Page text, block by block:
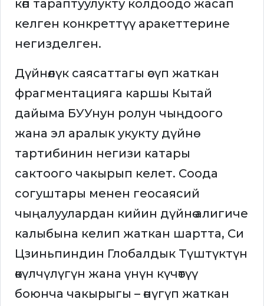
көп тараптуулукту колдоодо жасап
келген конкреттүү аракеттерине
негизделген.
Дүйнөлүк саясаттагы өсүп жаткан
фрагментацияга каршы Кытай
дайыма БУУнун ролун чыңдоого
жана эл аралык укукту дүйнө
тартибинин негизи катары
сактоого чакырып келет. Соода
согуштары менен геосаясий
чыңалуулардан кийин дүйнө алигиче
калыбына келип жаткан шартта, Си
Цзиньпиндин Глобалдык Түштүктүн
өкүлчүлүгүн жана үнүн күчөтүү
боюнча чакырыгы – өнүгүп жаткан